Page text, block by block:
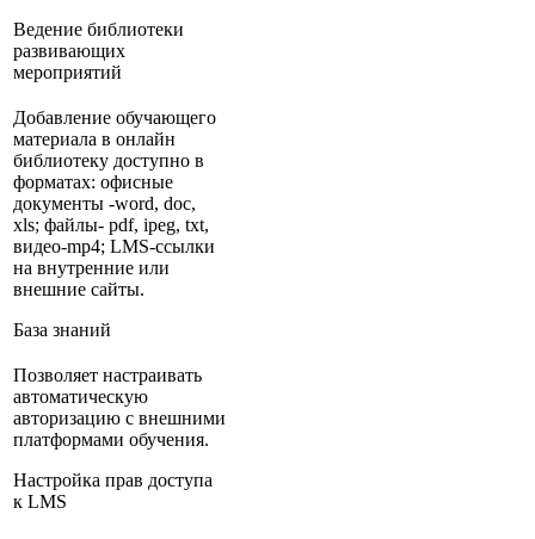
Ведение библиотеки
развивающих
мероприятий
Добавление обучающего
материала в онлайн
библиотеку доступно в
форматах: офисные
документы -word, doc,
xls; файлы- pdf, ipeg, txt,
видео-mp4; LMS-ссылки
на внутренние или
внешние сайты.
База знаний
Позволяет настраивать
автоматическую
авторизацию с внешними
платформами обучения.
Настройка прав доступа
к LMS